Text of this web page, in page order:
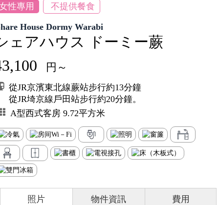
性專用 不提供餐食
House Dormy Warabi
ェアハウス ドーミー蕨
円～
從JR京濱東北線蕨站步行約13分鐘
從JR埼京線戶田站步行約20分鐘。
A型西式客房 9.72平方米
照片 物件資訊 費用